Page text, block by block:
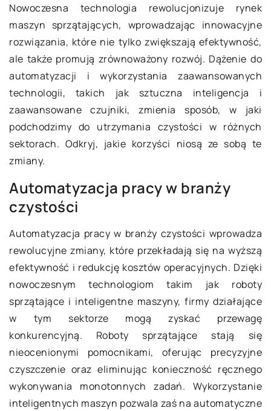
Nowoczesna technologia rewolucjonizuje rynek
maszyn sprzątających, wprowadzając innowacyjne
rozwiązania, które nie tylko zwiększają efektywność,
ale także promują zrównoważony rozwój. Dążenie do
automatyzacji i wykorzystania zaawansowanych
technologii, takich jak sztuczna inteligencja i
zaawansowane czujniki, zmienia sposób, w jaki
podchodzimy do utrzymania czystości w różnych
sektorach. Odkryj, jakie korzyści niosą ze sobą te
zmiany.
Automatyzacja pracy w branży
czystości
Automatyzacja pracy w branży czystości wprowadza
rewolucyjne zmiany, które przekładają się na wyższą
efektywność i redukcję kosztów operacyjnych. Dzięki
nowoczesnym technologiom takim jak roboty
sprzątające i inteligentne maszyny, firmy działające
w tym sektorze mogą zyskać przewagę
konkurencyjną. Roboty sprzątające stają się
nieocenionymi pomocnikami, oferując precyzyjne
czyszczenie oraz eliminując konieczność ręcznego
wykonywania monotonnych zadań. Wykorzystanie
inteligentnych maszyn pozwala zaś na automatyczne